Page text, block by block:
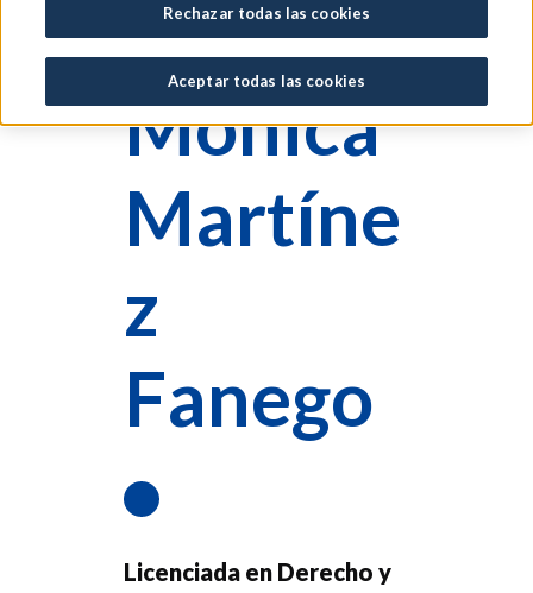
Mónica
Martíne
z
Fanego
Licenciada en Derecho y
Rechazar todas las cookies
Aceptar todas las cookies